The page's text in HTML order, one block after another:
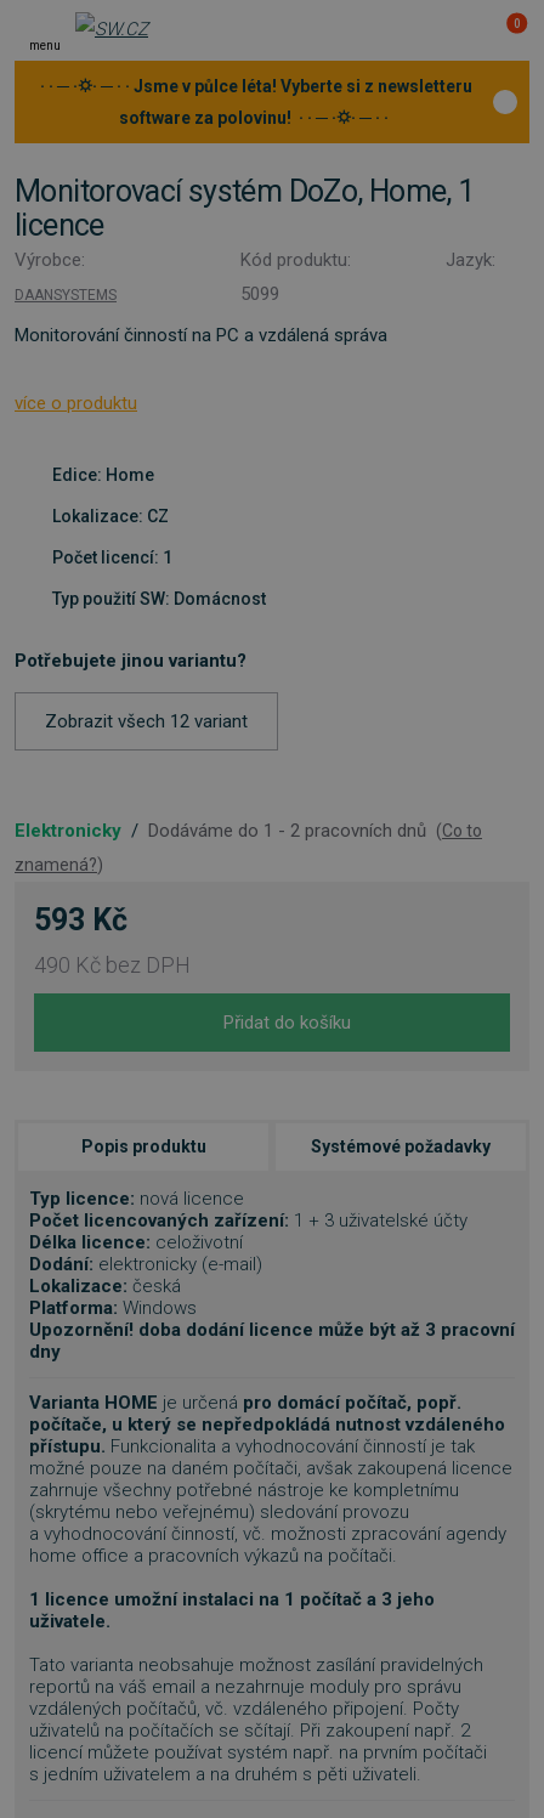
menu
0
· · ─ ·⛭· ─ · · Jsme v půlce léta! Vyberte si z newsletteru
software za polovinu! · · ─ ·⛭· ─ · ·
Monitorovací systém DoZo, Home, 1
licence
Výrobce:
DAANSYSTEMS
Kód produktu:
5099
Jazyk:
Monitorování činností na PC a vzdálená správa
více o produktu
Edice: Home
Lokalizace: CZ
Počet licencí: 1
Typ použití SW: Domácnost
Potřebujete jinou variantu?
Zobrazit všech 12 variant
Elektronicky / Dodáváme do 1 - 2 pracovních dnů (Co to
znamená?)
593 Kč
490 Kč bez DPH
Přidat do košíku
Popis produktu Systémové požadavky
Typ licence: nová licence
Počet licencovaných zařízení: 1 + 3 uživatelské účty
Délka licence: celoživotní
Dodání: elektronicky (e-mail)
Lokalizace: česká
Platforma: Windows
Upozornění! doba dodání licence může být až 3 pracovní
dny
Varianta HOME je určená pro domácí počítač, popř.
počítače, u který se nepředpokládá nutnost vzdáleného
přístupu. Funkcionalita a vyhodnocování činností je tak
možné pouze na daném počítači, avšak zakoupená licence
zahrnuje všechny potřebné nástroje ke kompletnímu
(skrytému nebo veřejnému) sledování provozu
a vyhodnocování činností, vč. možnosti zpracování agendy
home office a pracovních výkazů na počítači.
1 licence umožní instalaci na 1 počítač a 3 jeho
uživatele.
Tato varianta neobsahuje možnost zasílání pravidelných
reportů na váš email a nezahrnuje moduly pro správu
vzdálených počítačů, vč. vzdáleného připojení. Počty
uživatelů na počítačích se sčítají. Při zakoupení např. 2
licencí můžete používat systém např. na prvním počítači
s jedním uživatelem a na druhém s pěti uživateli.